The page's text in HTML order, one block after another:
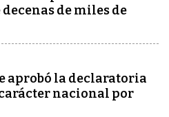
de miles de
aprobó la declaratoria
nacional por